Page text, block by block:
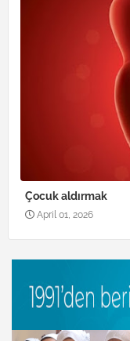
Çocuk aldırmak
April 01, 2026